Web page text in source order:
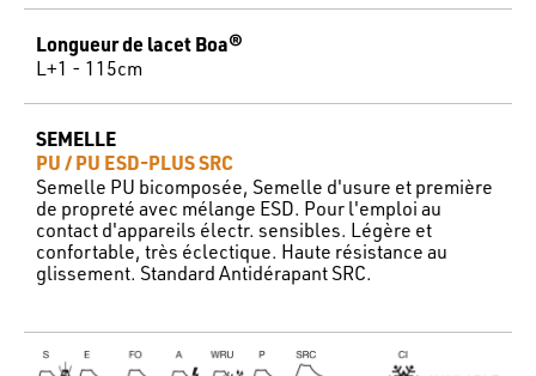
Longueur de lacet Boa®
L+1 - 115cm
SEMELLE
PU / PU ESD-PLUS SRC
Semelle PU bicomposée, Semelle d'usure et première
de propreté avec mélange ESD. Pour l'emploi au
contact d'appareils électr. sensibles. Légère et
confortable, très éclectique. Haute résistance au
glissement. Standard Antidérapant SRC.